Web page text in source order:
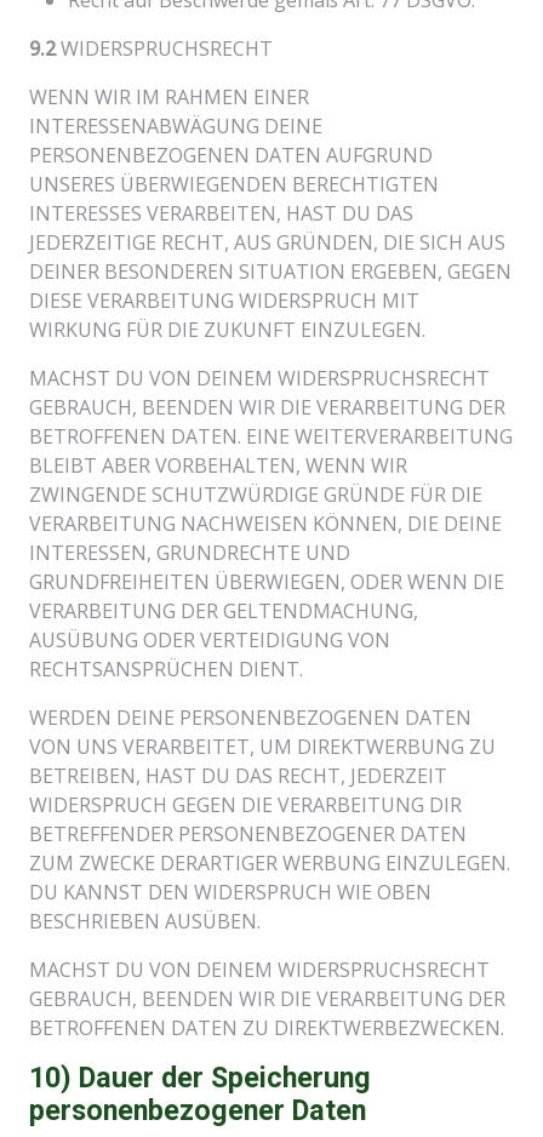
9.2WIDERSPRUCHSRECHT
WENN WIR IM RAHMEN EINER
INTERESSENABWÄGUNG DEINE
PERSONENBEZOGENEN DATEN AUFGRUND
UNSERES ÜBERWIEGENDEN BERECHTIGTEN
INTERESSES VERARBEITEN, HAST DU DAS
JEDERZEITIGE RECHT, AUS GRÜNDEN, DIE SICH AUS
DEINER BESONDEREN SITUATION ERGEBEN, GEGEN
DIESE VERARBEITUNG WIDERSPRUCH MIT
WIRKUNG FÜR DIE ZUKUNFT EINZULEGEN.
MACHST DU VON DEINEM WIDERSPRUCHSRECHT
GEBRAUCH, BEENDEN WIR DIE VERARBEITUNG DER
BETROFFENEN DATEN. EINE WEITERVERARBEITUNG
BLEIBT ABER VORBEHALTEN, WENN WIR
ZWINGENDE SCHUTZWÜRDIGE GRÜNDE FÜR DIE
VERARBEITUNG NACHWEISEN KÖNNEN, DIE DEINE
INTERESSEN, GRUNDRECHTE UND
GRUNDFREIHEITEN ÜBERWIEGEN, ODER WENN DIE
VERARBEITUNG DER GELTENDMACHUNG,
AUSÜBUNG ODER VERTEIDIGUNG VON
RECHTSANSPRÜCHEN DIENT.
WERDEN DEINE PERSONENBEZOGENEN DATEN
VON UNS VERARBEITET, UM DIREKTWERBUNG ZU
BETREIBEN, HAST DU DAS RECHT, JEDERZEIT
WIDERSPRUCH GEGEN DIE VERARBEITUNG DIR
BETREFFENDER PERSONENBEZOGENER DATEN
ZUM ZWECKE DERARTIGER WERBUNG EINZULEGEN.
DU KANNST DEN WIDERSPRUCH WIE OBEN
BESCHRIEBEN AUSÜBEN.
MACHST DU VON DEINEM WIDERSPRUCHSRECHT
GEBRAUCH, BEENDEN WIR DIE VERARBEITUNG DER
BETROFFENEN DATEN ZU DIREKTWERBEZWECKEN.
10) Dauer der Speicherung
personenbezogener Daten